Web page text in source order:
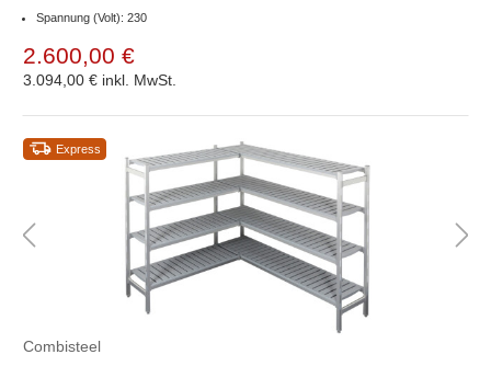
Spannung (Volt): 230
2.600,00 €
3.094,00 € inkl. MwSt.
Express
Combisteel